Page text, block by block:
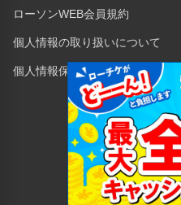
ローソンWEB会員規約
個人情報の取り扱いについて
個人情報保護方針
Copyright © 1998